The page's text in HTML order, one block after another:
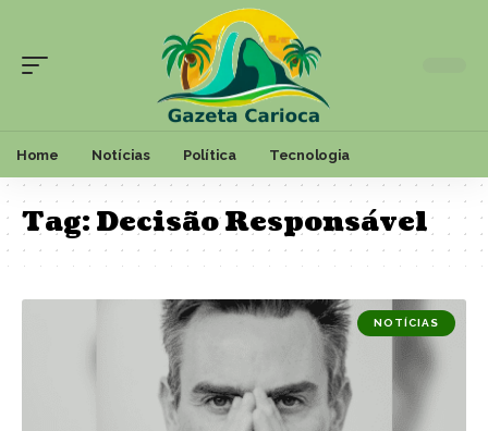
Home Notícias Política Tecnologia
Tag:Decisão Responsável
NOTÍCIAS